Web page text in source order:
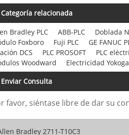
Categoría relacionada
Bradley PLC ABB-PLC Doblada
Foxboro
Fuji PLC GE FANUC
DCS
PLC PROSOFT PLC
Woodward
Electricidad
Enviar Consulta
favor, siéntase libre de dar su